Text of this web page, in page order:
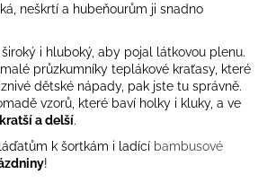
neškrtí a hubeňourům ji snadno
i hluboký, aby pojal látkovou plenu.
průzkumníky teplákové kraťasy, které
dětské nápady, pak jste tu správně.
vzorů, které baví holky i kluky, a ve
kratší a delší.
k šortkám i ladící bambusové
!